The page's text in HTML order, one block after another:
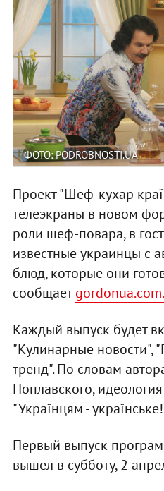
ФОТО: PODROBNOSTI.UA
Проект "Шеф-кухар
телеэкраны в новом
роли шеф-повара, в
известные украинцы с
блюд, которые они
сообщаетgordonua.com.
Каждый выпуск будет
"Кулинарные новости",
тренд". По словам
Поплавского,
"Українцям -
Первый выпуск
вышел в субботу, 2